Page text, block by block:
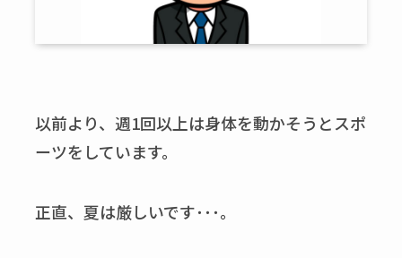
以前より、週1回以上は身体を動かそうとスポ
ーツをしています。
正直、夏は厳しいです･･･。